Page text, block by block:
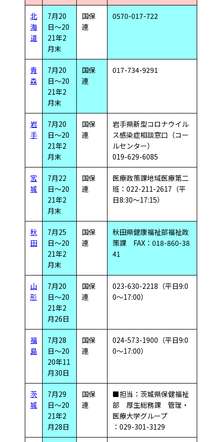
北
海
道
7月20
日～20
21年2
月末
国保
連
0570-017-722
青
森
7月20
日～20
21年2
月末
国保
連
017-734-9291
岩
手
7月20
日～20
21年2
月末
国保
連
岩手県新型コロナウイル
ス感染症相談窓口（コー
ルセンター）
019-629-6085
宮
城
7月22
日～20
21年2
月末
国保
連
医療政策課地域医療第二
班：022-211-2617（平
日8:30～17:15）
秋
田
7月25
日～20
21年2
月末
国保
連
秋田県健康福祉部福祉政
策課 FAX：018-860-38
41
山
形
7月20
日～20
21年2
月26日
国保
連
023-630-2218（平日9:0
0～17:00）
福
島
7月28
日～20
20年11
月30日
国保
連
024-573-1900（平日9:0
0～17:00）
茨
城
7月29
日～20
21年2
月28日
国保
連
■担当：茨城県保健福祉
部 厚生総務課 管理・
医療大学グループ
：029-301-3129